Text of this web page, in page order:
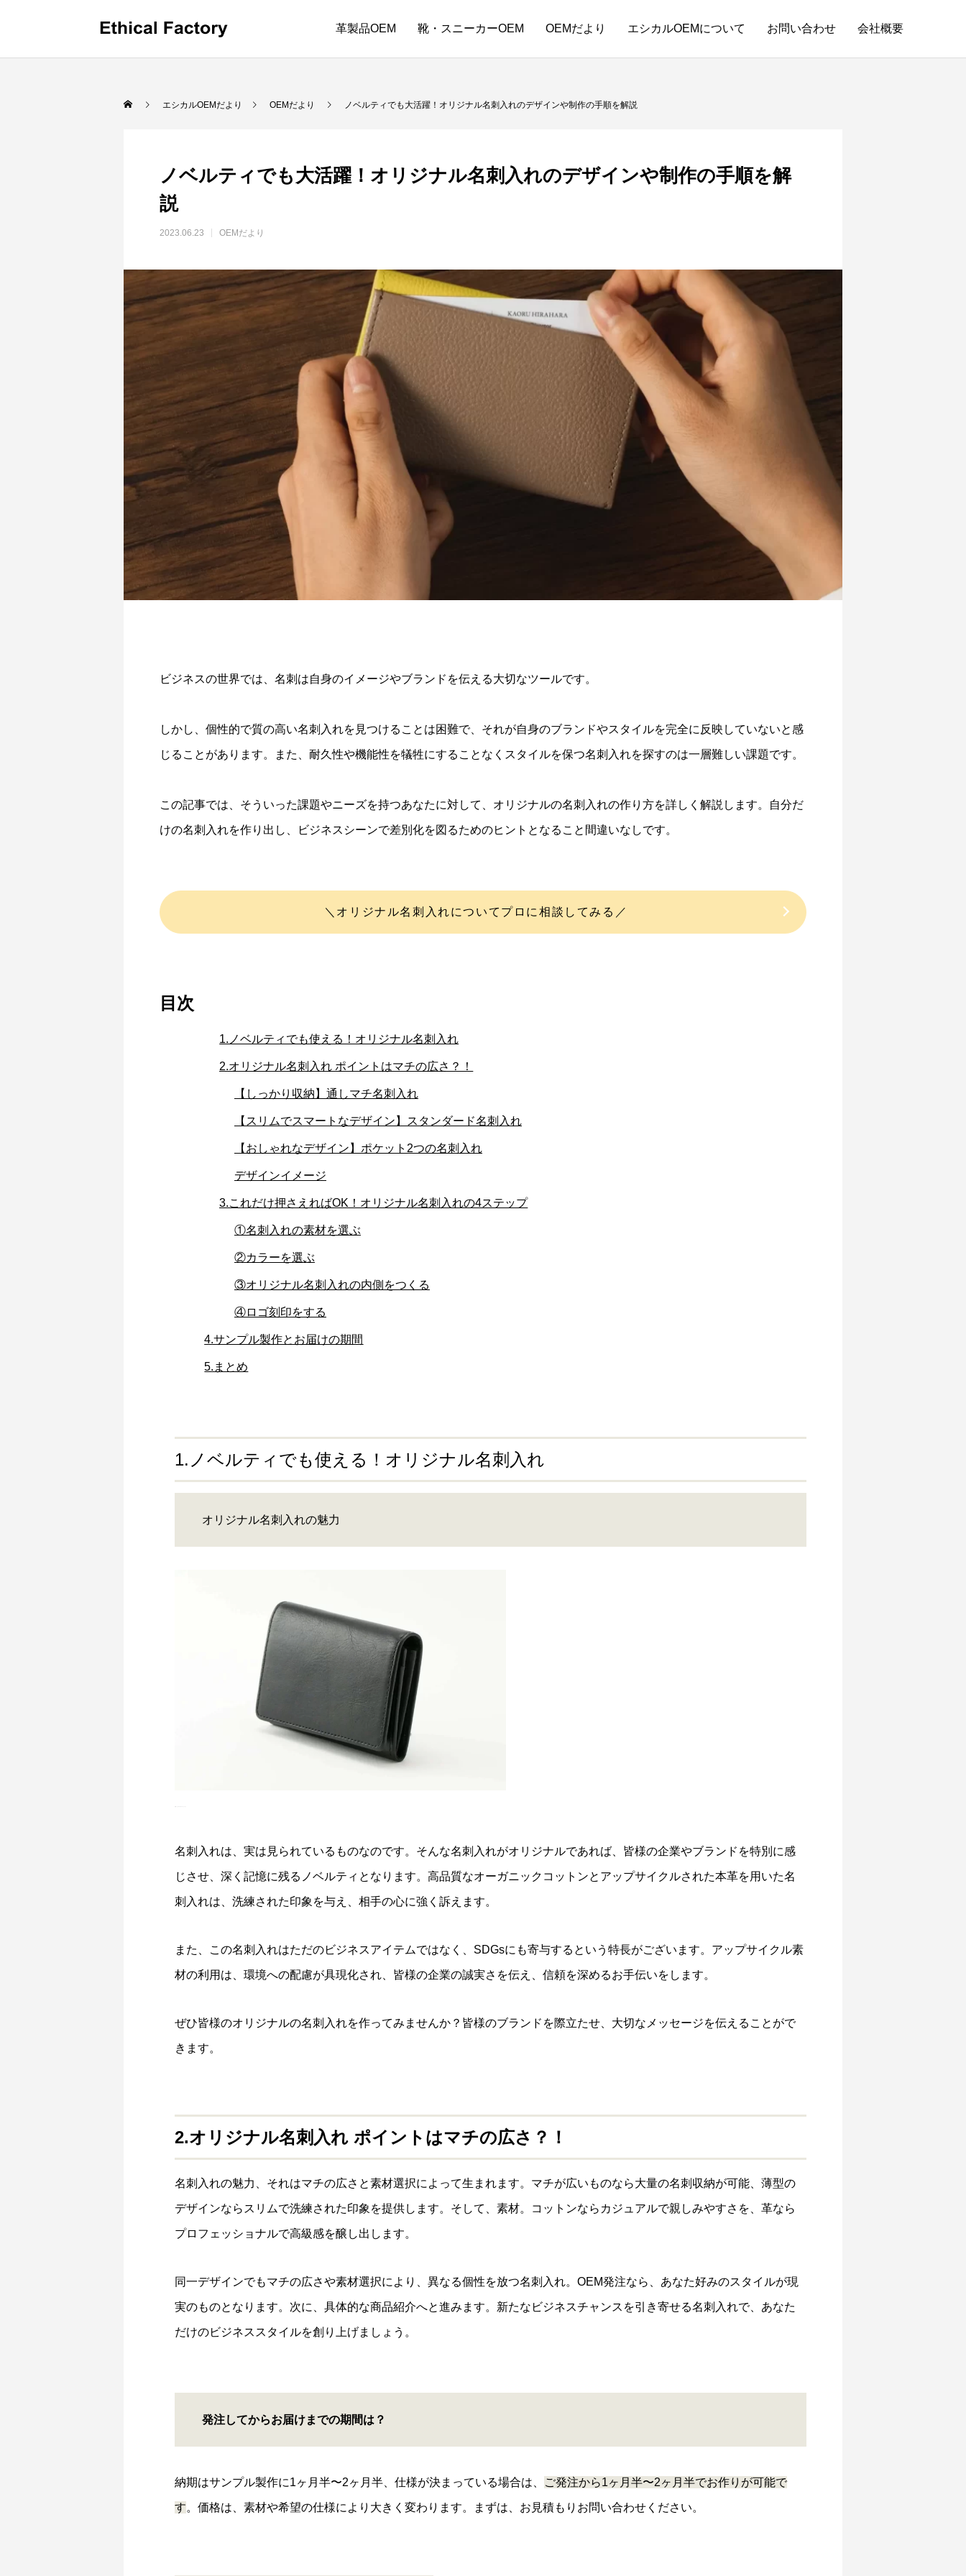
革製品OEM 靴・スニーカーOEM OEMだより エシカルOEMについて お問い合わせ 会社概要
2024.09.19 2024.08.29
イタリアンレザーで革製品OEM バングラ
デシュ生産の強み
革製品OEMに活かされるバングラデシュの
2025.04.04
バッグOEM製作：マクアケで大成功を収め
たその裏側とは？
リサイクルレザーとは？環境に配慮したサ
2024.11.07
エシカルOEMだより OEMだより ノベルティでも大活躍！オリジナル名刺入れのデザインや制作の手順を解説
ノベルティでも大活躍！オリジナル名刺入れのデザインや制作の手順を解
説
2023.06.23 OEMだより
ビジネスの世界では、名刺は自身のイメージやブランドを伝える大切なツールです。
しかし、個性的で質の高い名刺入れを見つけることは困難で、それが自身のブランドやスタイルを完全に反映していないと感
じることがあります。また、耐久性や機能性を犠牲にすることなくスタイルを保つ名刺入れを探すのは一層難しい課題です。
この記事では、そういった課題やニーズを持つあなたに対して、オリジナルの名刺入れの作り方を詳しく解説します。自分だ
けの名刺入れを作り出し、ビジネスシーンで差別化を図るためのヒントとなること間違いなしです。
＼オリジナル名刺入れについてプロに相談してみる／
目次
1.ノベルティでも使える！オリジナル名刺入れ
2.オリジナル名刺入れ ポイントはマチの広さ？！
【しっかり収納】通しマチ名刺入れ
【スリムでスマートなデザイン】スタンダード名刺入れ
【おしゃれなデザイン】ポケット2つの名刺入れ
デザインイメージ
3.これだけ押さえればOK！オリジナル名刺入れの4ステップ
①名刺入れの素材を選ぶ
②カラーを選ぶ
③オリジナル名刺入れの内側をつくる
④ロゴ刻印をする
4.サンプル製作とお届けの期間
5.まとめ
1.ノベルティでも使える！オリジナル名刺入れ
オリジナル名刺入れの魅力
名刺入れは、実は見られているものなのです。そんな名刺入れがオリジナルであれば、皆様の企業やブランドを特別に感
じさせ、深く記憶に残るノベルティとなります。高品質なオーガニックコットンとアップサイクルされた本革を用いた名
刺入れは、洗練された印象を与え、相手の心に強く訴えます。
また、この名刺入れはただのビジネスアイテムではなく、SDGsにも寄与するという特長がございます。アップサイクル素
材の利用は、環境への配慮が具現化され、皆様の企業の誠実さを伝え、信頼を深めるお手伝いをします。
ぜひ皆様のオリジナルの名刺入れを作ってみませんか？皆様のブランドを際立たせ、大切なメッセージを伝えることがで
きます。
2.オリジナル名刺入れ ポイントはマチの広さ？！
名刺入れの魅力、それはマチの広さと素材選択によって生まれます。マチが広いものなら大量の名刺収納が可能、薄型の
デザインならスリムで洗練された印象を提供します。そして、素材。コットンならカジュアルで親しみやすさを、革なら
プロフェッショナルで高級感を醸し出します。
同一デザインでもマチの広さや素材選択により、異なる個性を放つ名刺入れ。OEM発注なら、あなた好みのスタイルが現
実のものとなります。次に、具体的な商品紹介へと進みます。新たなビジネスチャンスを引き寄せる名刺入れで、あなた
だけのビジネススタイルを創り上げましょう。
発注してからお届けまでの期間は？
納期はサンプル製作に1ヶ月半〜2ヶ月半、仕様が決まっている場合は、 ご発注から1ヶ月半〜2ヶ月半でお作りが可能で
す。価格は、素材や希望の仕様により大きく変わります。まずは、お見積もりお問い合わせください。